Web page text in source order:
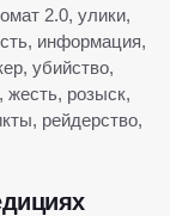
2.0, улики,
информация,
убийство,
жесть, розыск,
рейдерство,